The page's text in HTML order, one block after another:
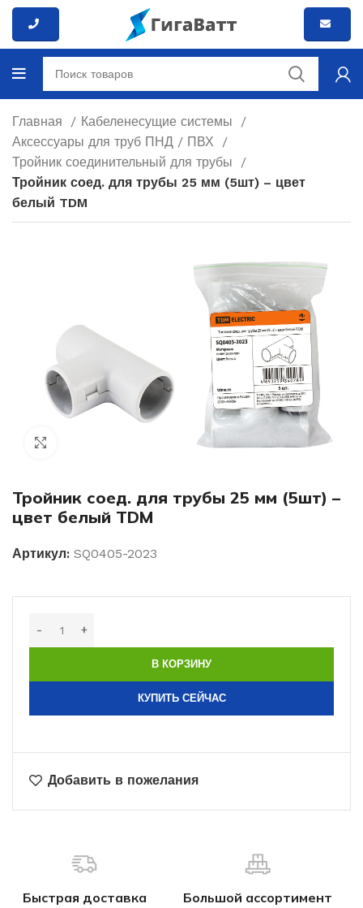
Главная
Кабеленесущие системы
Аксессуары для труб ПНД / ПВХ
Тройник соединительный для трубы
Тройник соед. для трубы 25 мм (5шт) – цвет
белый TDM
Нажмите, чтобы увеличить изображение
Тройник соед. для трубы 25 мм (5шт) –
цвет белый TDM
Артикул: SQ0405-2023
В КОРЗИНУ
КУПИТЬ СЕЙЧАС
Добавить в пожелания
Быстрая доставка Большой ассортимент